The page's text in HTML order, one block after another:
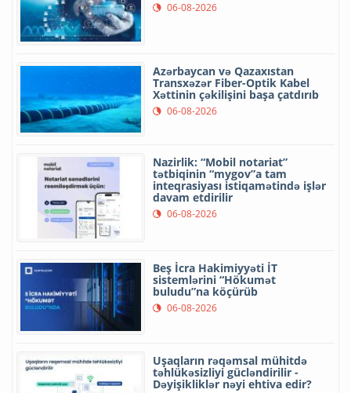
06-08-2026
Azərbaycan və Qazaxıstan
Transxəzər Fiber-Optik Kabel
Xəttinin çəkilişini başa çatdırıb
06-08-2026
Nazirlik: “Mobil notariat”
tətbiqinin “mygov”a tam
inteqrasiyası istiqamətində işlər
davam etdirilir
06-08-2026
Beş İcra Hakimiyyəti İT
sistemlərini “Hökumət
buludu”na köçürüb
06-08-2026
Uşaqların rəqəmsal mühitdə
təhlükəsizliyi gücləndirilir -
Dəyişikliklər nəyi ehtiva edir?